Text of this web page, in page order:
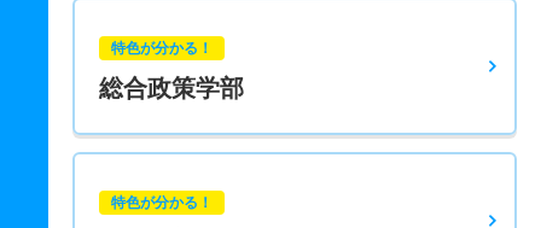
特色が分かる！
総合政策学部
特色が分かる！